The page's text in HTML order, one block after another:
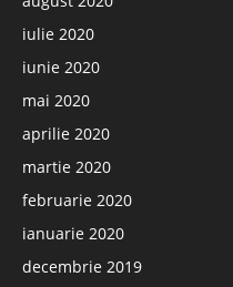
iulie 2020
iunie 2020
mai 2020
aprilie 2020
martie 2020
februarie 2020
ianuarie 2020
decembrie 2019